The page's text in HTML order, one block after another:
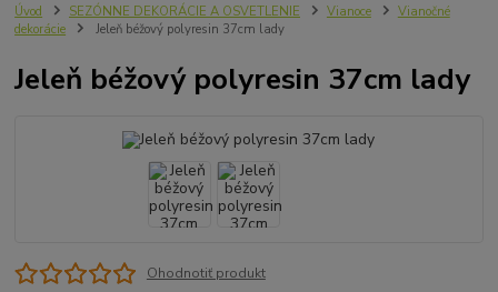
Úvod SEZÓNNE DEKORÁCIE A OSVETLENIE Vianoce
Vianočné
dekorácie
Jeleň béžový polyresin 37cm lady
Jeleň béžový polyresin 37cm lady
Ohodnotiť produkt